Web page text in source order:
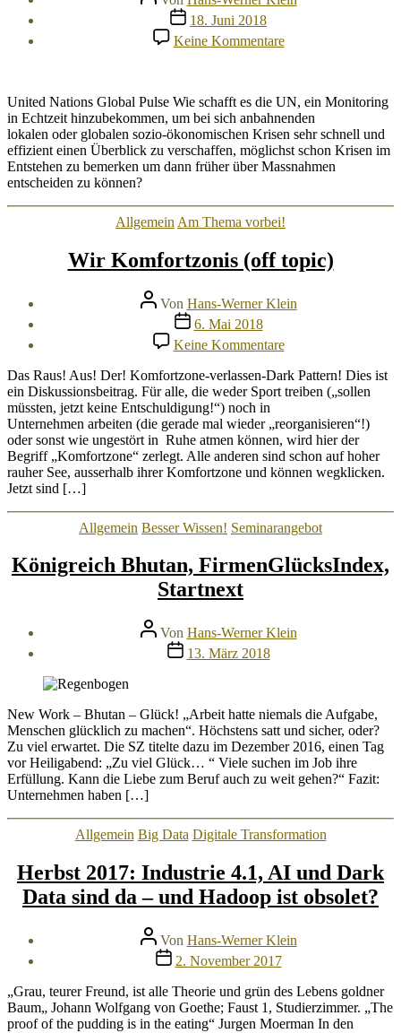
Veröffentlichungsdatum
18. Juni 2018
Keine Kommentarezu
Global
Big
Data
Analytics
für
Projekte
United Nations Global Pulse Wie schafft es die UN, ein Monitoring
in Echtzeit hinzubekommen, um bei sich anbahnenden
lokalen oder globalen sozio-ökonomischen Krisen sehr schnell und
effizient einen Überblick zu verschaffen, möglichst schon Krisen im
Entstehen zu bemerken um dann früher über Massnahmen
entscheiden zu können?
Kategorien
Allgemein Am Thema vorbei!
Wir Komfortzonis (off topic)
Beitragsautor
Von Hans-Werner Klein
Veröffentlichungsdatum
6. Mai 2018
Keine Kommentarezu
Wir
Komfortzonis
(off
Das Raus! Aus! Der! Komfortzone-verlassen-Dark Pattern! Dies ist
ein Diskussionsbeitrag. Für alle, die weder Sport treiben („sollen
müssten, jetzt keine Entschuldigung!“) noch in
Unternehmen arbeiten (die gerade mal wieder „reorganisieren“!)
oder sonst wie ungestört in Ruhe atmen können, wird hier der
Begriff „Komfortzone“ zerlegt. Alle anderen sind schon auf hoher
rauher See, ausserhalb ihrer Komfortzone und können wegklicken.
Jetzt sind […]
Kategorien
Allgemein Besser Wissen! Seminarangebot
Königreich Bhutan, FirmenGlücksIndex,
Startnext
Beitragsautor
Von Hans-Werner Klein
Veröffentlichungsdatum
13. März 2018
New Work – Bhutan – Glück! „Arbeit hatte niemals die Aufgabe,
Menschen glücklich zu machen“. Höchstens satt und sicher, oder?
Zu viel erwartet. Die SZ titelte dazu im Dezember 2016, einen Tag
vor Heiligabend: „Zu viel Glück… “ Viele suchen im Job ihre
Erfüllung. Kann die Liebe zum Beruf auch zu weit gehen?“ Fazit:
Unternehmen haben […]
Kategorien
Allgemein Big Data Digitale Transformation
Herbst 2017: Industrie 4.1, AI und Dark
Data sind da – und Hadoop ist obsolet?
Beitragsautor
Von Hans-Werner Klein
Veröffentlichungsdatum
2. November 2017
„Grau, teurer Freund, ist alle Theorie und grün des Lebens goldner
Baum„ Johann Wolfgang von Goethe; Faust 1, Studierzimmer. „The
proof of the pudding is in the eating“ Jurgen Moerman In den